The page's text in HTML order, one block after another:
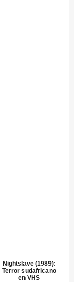
Nightslave (1989):
Terror sudafricano
en VHS